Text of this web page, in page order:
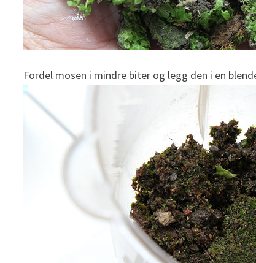
Fordel mosen i mindre biter og legg den i en